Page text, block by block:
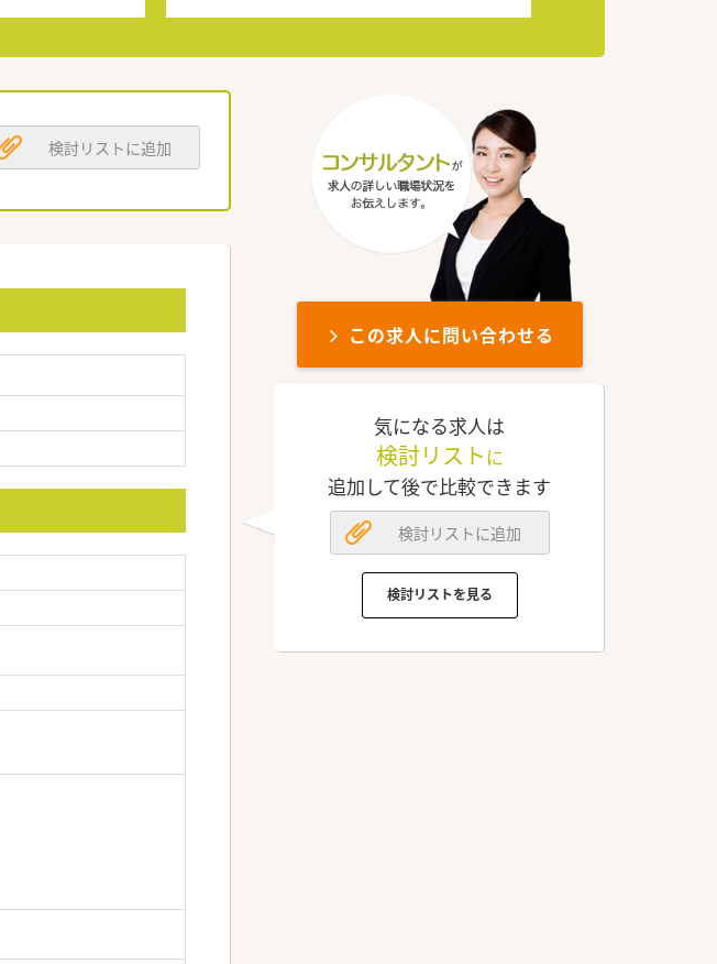
検討リストに追加
この求人に問い合わせる
気になる求人は
検討リスト に
追加して後で比較できます
検討リストに追加
検討リストを見る